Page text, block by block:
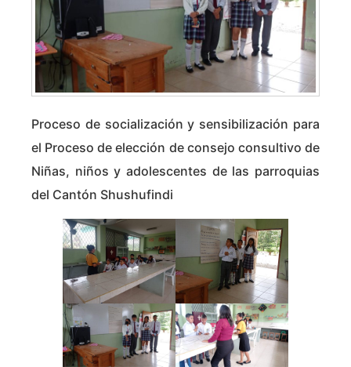
Proceso de socialización y sensibilización para
el Proceso de elección de consejo consultivo de
Niñas, niños y adolescentes de las parroquias
del Cantón Shushufindi